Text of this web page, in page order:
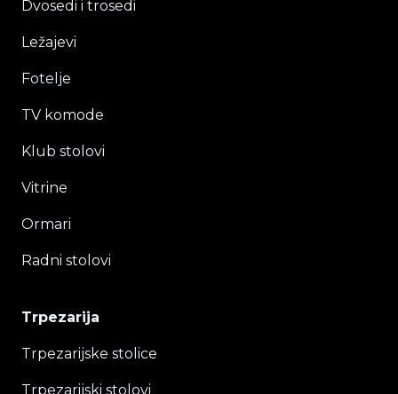
Dvosedi i trosedi
Ležajevi
Fotelje
TV komode
Klub stolovi
Vitrine
Ormari
Radni stolovi
Trpezarija
Trpezarijske stolice
Trpezarijski stolovi